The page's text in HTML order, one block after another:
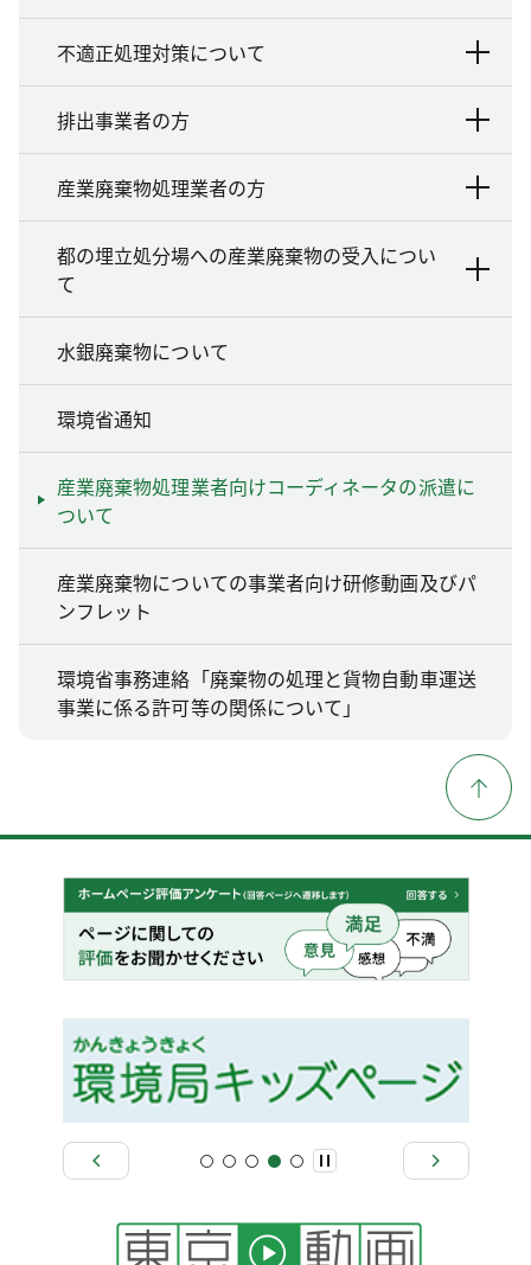
不適正処理対策について
排出事業者の方
産業廃棄物処理業者の方
都の埋立処分場への産業廃棄物の受入につい
て
水銀廃棄物について
環境省通知
産業廃棄物処理業者向けコーディネータの派遣に
ついて
産業廃棄物についての事業者向け研修動画及びパ
ンフレット
環境省事務連絡「廃棄物の処理と貨物自動車運送
事業に係る許可等の関係について」